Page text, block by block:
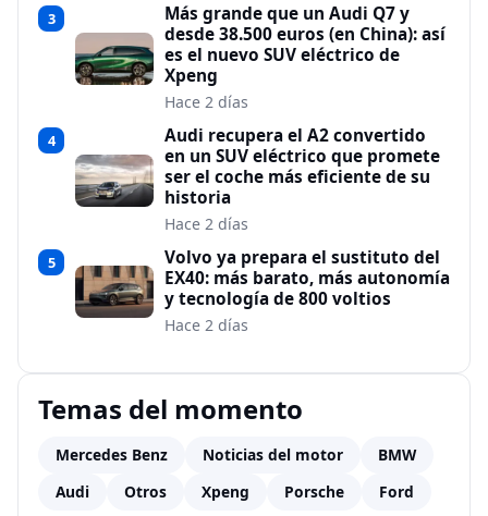
3
Más grande que un Audi Q7 y
desde 38.500 euros (en China): así
es el nuevo SUV eléctrico de
Xpeng
Hace 2 días
4
Audi recupera el A2 convertido
en un SUV eléctrico que promete
ser el coche más eficiente de su
historia
Hace 2 días
5
Volvo ya prepara el sustituto del
EX40: más barato, más autonomía
y tecnología de 800 voltios
Hace 2 días
Temas del momento
Mercedes Benz Noticias del motor
BMW
Audi
Otros Xpeng Porsche Ford